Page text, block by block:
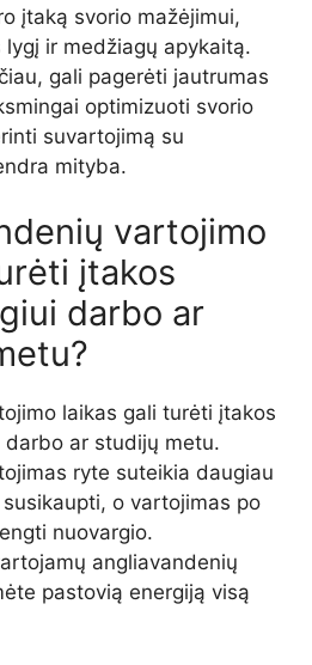
įtaką svorio mažėjimui,
ir medžiagų apykaitą.
gali pagerėti jautrumas
optimizuoti svorio
suvartojimą su
mityba.
vartojimo
įtakos
darbo ar
laikas gali turėti įtakos
darbo ar studijų metu.
ryte suteikia daugiau
o vartojimas po
nuovargio.
angliavandenių
pastovią energiją visą